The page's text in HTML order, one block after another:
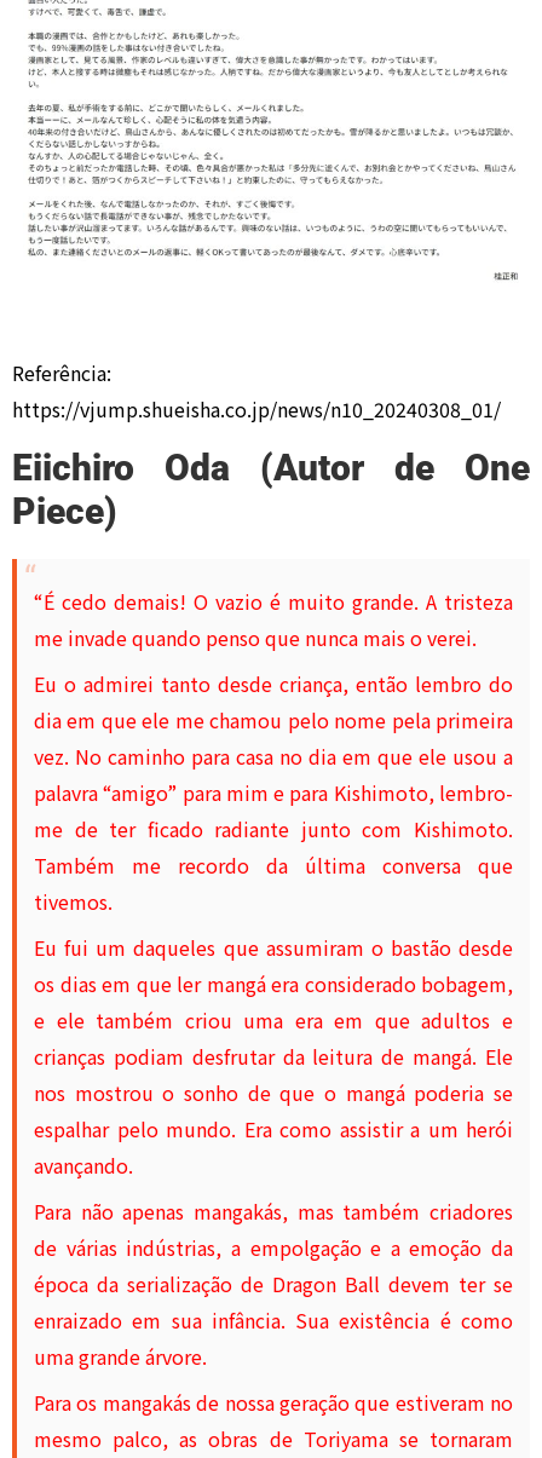
Referência:
https://vjump.shueisha.co.jp/news/n10_20240308_01/
Eiichiro Oda (Autor de One
Piece)
“É cedo demais! O vazio é muito grande. A tristeza
me invade quando penso que nunca mais o verei.
Eu o admirei tanto desde criança, então lembro do
dia em que ele me chamou pelo nome pela primeira
vez. No caminho para casa no dia em que ele usou a
palavra “amigo” para mim e para Kishimoto, lembro-
me de ter ficado radiante junto com Kishimoto.
Também me recordo da última conversa que
tivemos.
Eu fui um daqueles que assumiram o bastão desde
os dias em que ler mangá era considerado bobagem,
e ele também criou uma era em que adultos e
crianças podiam desfrutar da leitura de mangá. Ele
nos mostrou o sonho de que o mangá poderia se
espalhar pelo mundo. Era como assistir a um herói
avançando.
Para não apenas mangakás, mas também criadores
de várias indústrias, a empolgação e a emoção da
época da serialização de Dragon Ball devem ter se
enraizado em sua infância. Sua existência é como
uma grande árvore.
Para os mangakás de nossa geração que estiveram no
mesmo palco, as obras de Toriyama se tornaram